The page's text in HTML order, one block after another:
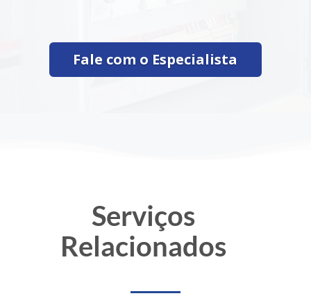
Fale com o Especialista
Serviços
Relacionados